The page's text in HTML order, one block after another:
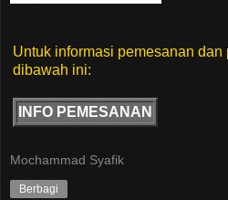
Untuk informasi pemesanan
dibawah ini:
INFO PEMESANAN
Mochammad Syafik
Berbagi